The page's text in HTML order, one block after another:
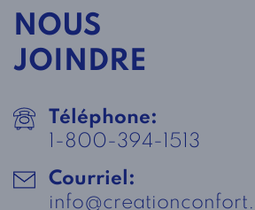
NOUS
JOINDRE
Téléphone:
1-800-394-1513
Courriel: